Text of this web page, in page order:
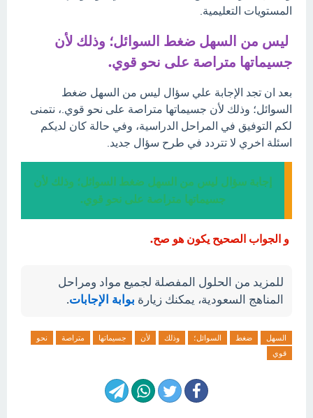
المستويات التعليمية.
ليس من السهل ضغط السوائل؛ وذلك لأن
جسيماتها متراصة على نحو قوي.
بعد ان تجد الإجابة علي سؤال ليس من السهل ضغط
السوائل؛ وذلك لأن جسيماتها متراصة على نحو قوي.، نتمنى
لكم التوفيق في المراحل الدراسية، وفي حالة كان لديكم
اسئلة اخري لا تتردد في طرح سؤال جديد.
إجابة سؤال ليس من السهل ضغط السوائل؛ وذلك لأن
جسيماتها متراصة على نحو قوي.
و الجواب الصحيح يكون هو صح.
للمزيد من الحلول المفصلة لجميع مواد ومراحل
المناهج السعودية، يمكنك زيارة بوابة الإجابات.
السهل ضغط السوائل؛ وذلك لأن جسيماتها متراصة
نحو
قوي